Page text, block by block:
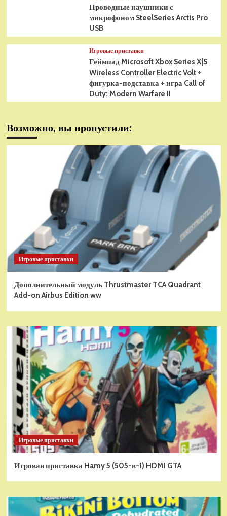
Проводные наушники с
микрофоном SteelSeries Arctis Pro
USB
Игровые приставки
Геймпад Microsoft Xbox Series X|S
Wireless Controller Electric Volt +
фигурка-подставка + игра Call of
Duty: Modern Warfare II
Возможно, вы пропустили:
Игровые приставки
Дополнительный модуль Thrustmaster TCA Quadrant
Add-on Airbus Edition ww
Игровые приставки
Игровая приставка Hamy 5 (505-в-1) HDMI GTA